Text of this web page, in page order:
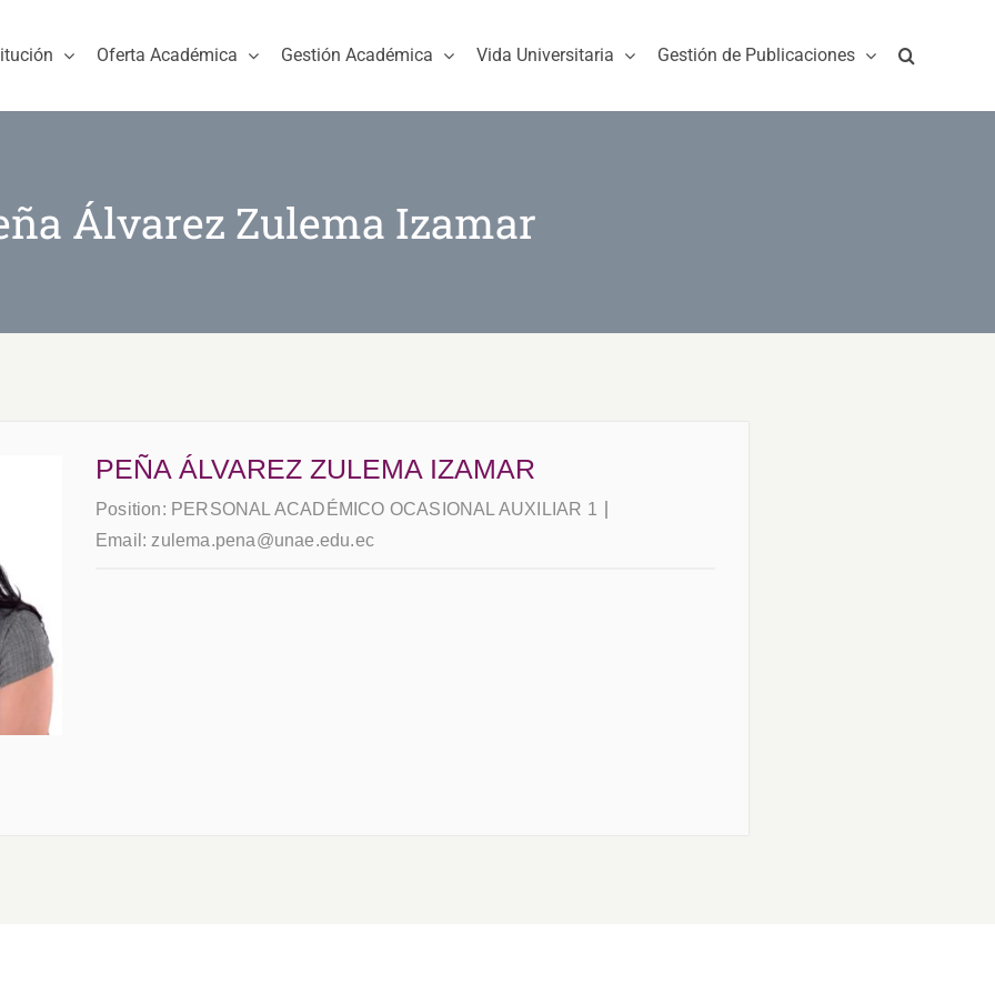
Oferta Académica Gestión Académica Vida Universitaria Gestión de Publicaciones
Álvarez Zulema Izamar
PEÑA ÁLVAREZ ZULEMA IZAMAR
Position: PERSONAL ACADÉMICO OCASIONAL AUXILIAR 1
Email: zulema.pena@unae.edu.ec